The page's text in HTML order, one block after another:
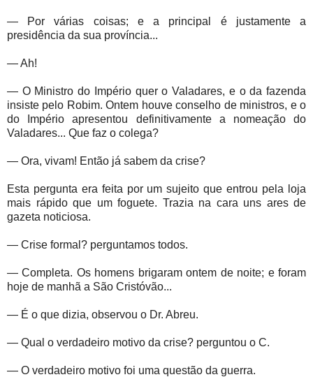
— Por várias coisas; e a principal é justamente a
presidência da sua província...
— Ah!
— O Ministro do Império quer o Valadares, e o da fazenda
insiste pelo Robim. Ontem houve conselho de ministros, e o
do Império apresentou definitivamente a nomeação do
Valadares... Que faz o colega?
— Ora, vivam! Então já sabem da crise?
Esta pergunta era feita por um sujeito que entrou pela loja
mais rápido que um foguete. Trazia na cara uns ares de
gazeta noticiosa.
— Crise formal? perguntamos todos.
— Completa. Os homens brigaram ontem de noite; e foram
hoje de manhã a São Cristóvão...
— É o que dizia, observou o Dr. Abreu.
— Qual o verdadeiro motivo da crise? perguntou o C.
— O verdadeiro motivo foi uma questão da guerra.